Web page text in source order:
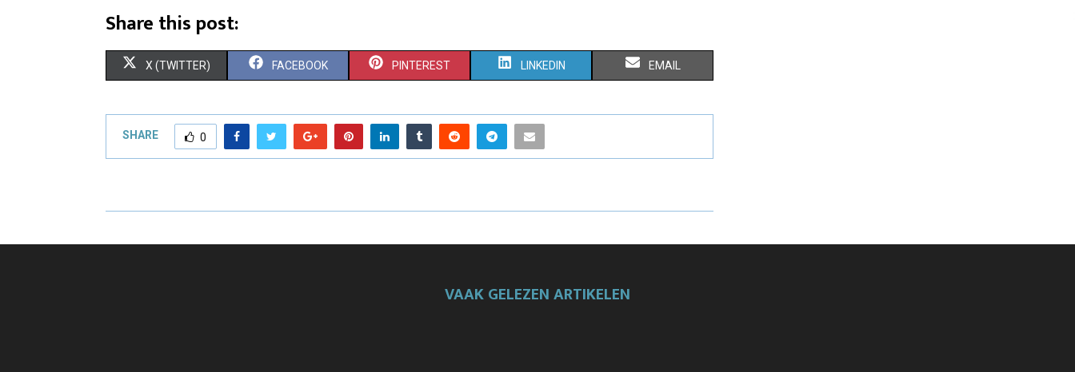
Share this post:
X (TWITTER) FACEBOOK PINTEREST LINKEDIN EMAIL
SHARE 0
VAAK GELEZEN ARTIKELEN